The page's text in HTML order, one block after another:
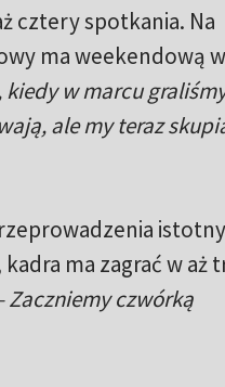
cztery spotkania. Na
ma weekendową
w marcu
ale my teraz
ma zagrać w aż
Zaczniemy czwórką